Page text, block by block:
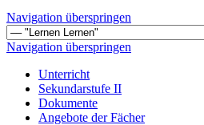
Navigation überspringen
Navigation überspringen
Unterricht
Sekundarstufe II
Dokumente
Angebote der Fächer